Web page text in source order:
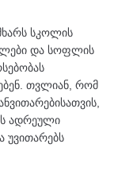
სკოლის
და სოფლის
თვლიან, რომ
ადრეული
უვითარებს